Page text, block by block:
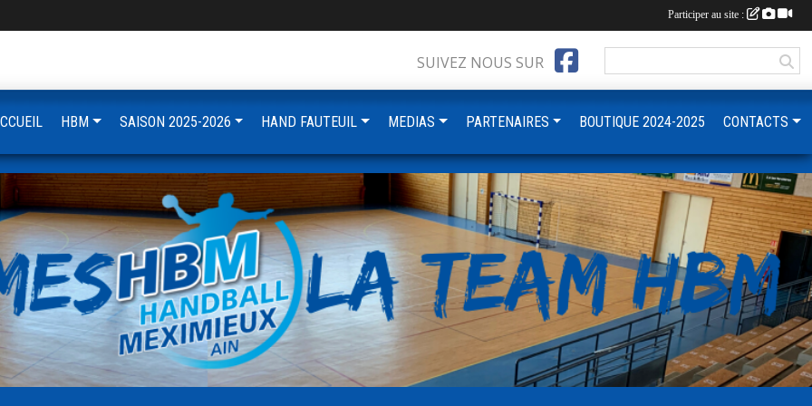
SUIVEZ NOUS SUR
HBM SAISON 2025-2026 HAND FAUTEUIL MEDIAS PARTENAIRES BOUTIQUE 2024-2025 CONTACTS
Participer au site :